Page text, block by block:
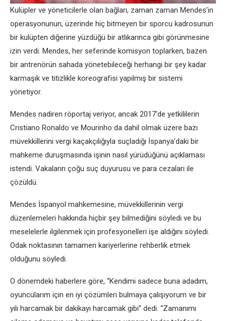
Kulüpler ve yöneticilerle olan bağları, zaman zaman Mendes’in
operasyonunun, üzerinde hiç bitmeyen bir sporcu kadrosunun
bir kulüpten diğerine yüzdüğü bir atlıkarınca gibi görünmesine
izin verdi. Mendes, her seferinde komisyon toplarken, bazen
bir antrenörün sahada yönetebileceği herhangi bir şey kadar
karmaşık ve titizlikle koreografisi yapılmış bir sistemi
yönetiyor.
Mendes nadiren röportaj veriyor, ancak 2017’de yetkililerin
Cristiano Ronaldo ve Mourinho da dahil olmak üzere bazı
müvekkillerini vergi kaçakçılığıyla suçladığı İspanya’daki bir
mahkeme duruşmasında işinin nasıl yürüdüğünü açıklaması
istendi. Vakaların çoğu suç duyurusu ve para cezaları ile
çözüldü.
Mendes İspanyol mahkemesine, müvekkillerinin vergi
düzenlemeleri hakkında hiçbir şey bilmediğini söyledi ve bu
meselelerle ilgilenmek için profesyonelleri işe aldığını söyledi.
Odak noktasının tamamen kariyerlerine rehberlik etmek
olduğunu söyledi.
O dönemdeki haberlere göre, “Kendimi sadece buna adadım,
oyuncularım için en iyi çözümleri bulmaya çalışıyorum ve bir
yılı harcamak bir dakikayı harcamak gibi” dedi. “Zamanımı